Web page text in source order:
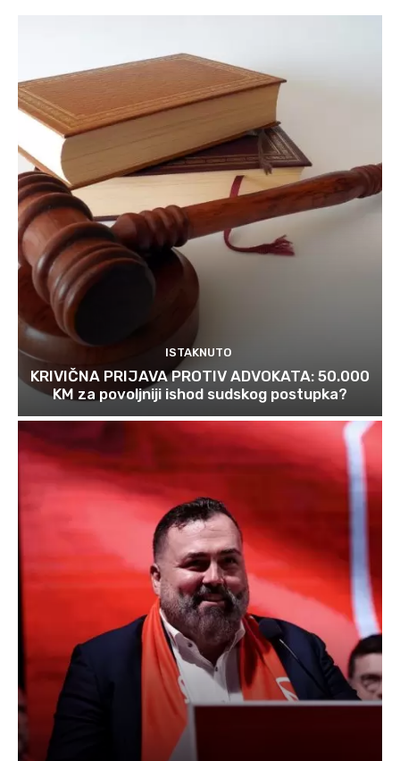
ISTAKNUTO
KRIVIČNA PRIJAVA PROTIV ADVOKATA: 50.000
KM za povoljniji ishod sudskog postupka?